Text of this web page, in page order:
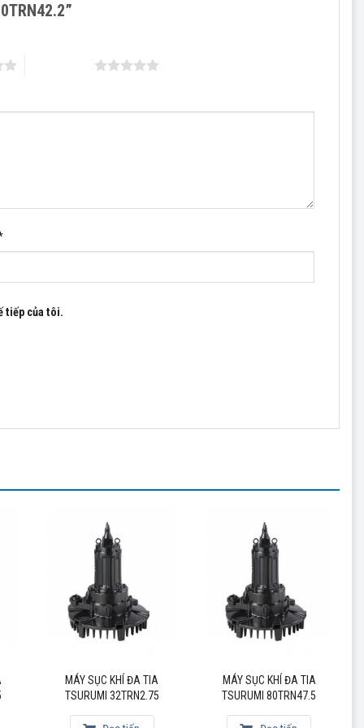
tăng hiệu suất chuyển hóa oxy
và giá cả cạnh tranh
thổi khí hàng đầu của tsurumi với chất lượng được
, máy nén khí Đài Loan, máy bơm nước thải Ebara, máy bơm
tiếp của tôi.
MÁY SỤC KHÍ ĐA TIA
TSURUMI 32TRN2.75
MÁY SỤC KHÍ ĐA TIA
TSURUMI 80TRN47.5